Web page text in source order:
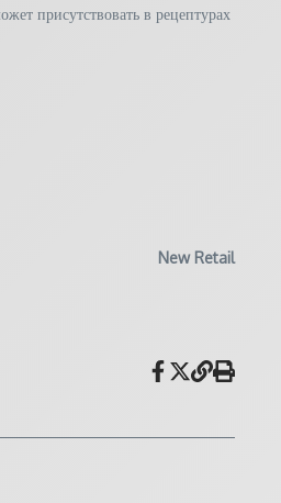
присутствовать в рецептурах
New Retail